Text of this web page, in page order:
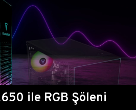
ile RGB Şöleni